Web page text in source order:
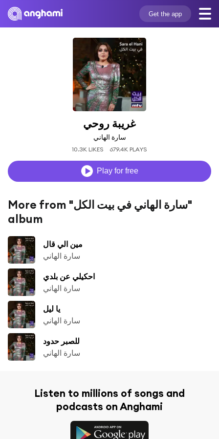
Get the app
غريبة روحي
سارة الهاني
10.3K LIKES 679.4K PLAYS
Play for free
More from "سارة الهاني في بيت الكل"
album
مين الي قال
سارة الهاني
احكيلي عن بلدي
سارة الهاني
يا ليل
سارة الهاني
للصبر حدود
سارة الهاني
Listen to millions of songs and
podcasts on Anghami